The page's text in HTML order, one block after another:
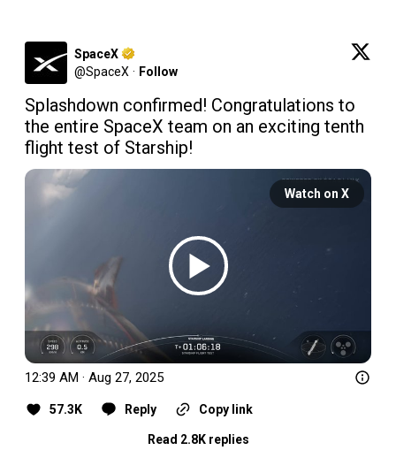
SpaceX
@SpaceX · Follow
Splashdown confirmed! Congratulations to
the entire SpaceX team on an exciting tenth
flight test of Starship!
Watch on X
12:39 AM · Aug 27, 2025
57.3K Reply Copy link
Read 2.8K replies